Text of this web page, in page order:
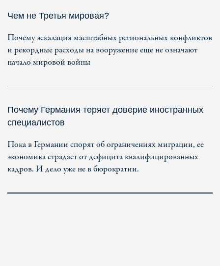
Чем не Третья мировая?
Почему эскалация масштабных региональных конфликтов
и рекордные расходы на вооружение еще не означают
начало мировой войны
Почему Германия теряет доверие иностранных
специалистов
Пока в Германии спорят об ограничениях миграции, ее
экономика страдает от дефицита квалифицированных
кадров. И дело уже не в бюрократии.